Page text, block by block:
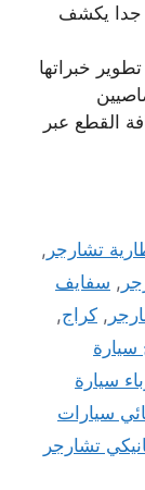
جدا يكشف
خبراتها
القطع عبر
تشارجر ,
, سفايف
, كراج,
سيارة
سيارة
سيارات
تشارجر